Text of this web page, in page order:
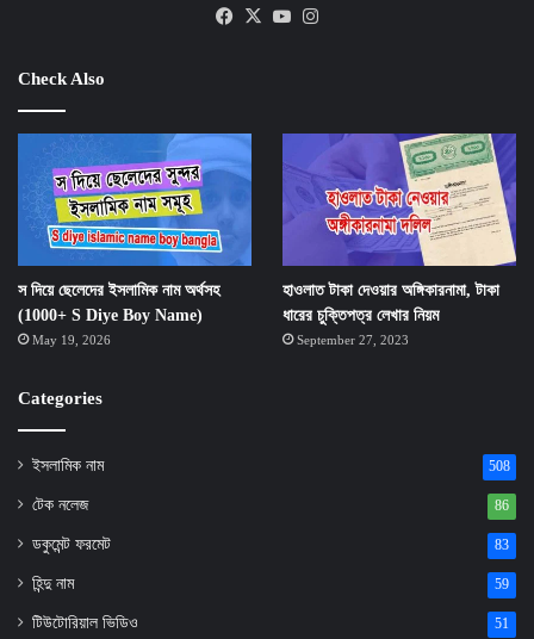
Facebook
X YouTube
Check Also
স দিয়ে ছেলেদের ইসলামিক নাম অর্থসহ
(1000+ S Diye Boy Name)
May 19, 2026
হাওলাত টাকা দেওয়ার অঙ্গিকারনামা, টাকা
ধারের চুক্তিপত্র লেখার নিয়ম
September 27, 2023
Categories
ইসলামিক নাম 508
টেক নলেজ 86
ডকুমেন্ট ফরমেট 83
হিন্দু নাম 59
টিউটোরিয়াল ভিডিও 51